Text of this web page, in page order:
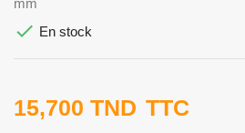
 En stock
15,700 TND TTC